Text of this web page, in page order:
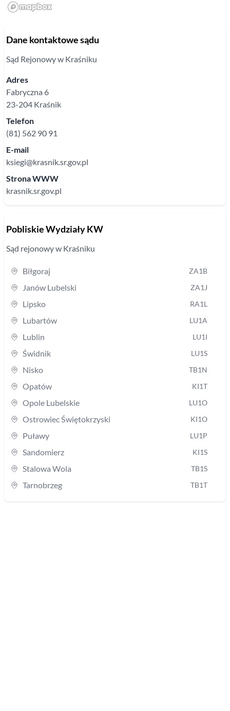
Dane kontaktowe sądu
Sąd Rejonowyw Kraśniku
Adres
Fabryczna 6
23-204 Kraśnik
Telefon
(81) 562 90 91
E-mail
ksiegi@krasnik.sr.gov.pl
Strona WWW
krasnik.sr.gov.pl
Pobliskie Wydziały KW
Sąd rejonowyw Kraśniku
Biłgoraj ZA1B
Janów Lubelski ZA1J
Lipsko RA1L
Lubartów LU1A
Lublin LU1I
Świdnik LU1S
Nisko TB1N
Opatów KI1T
Opole Lubelskie LU1O
Ostrowiec Świętokrzyski KI1O
Puławy LU1P
Sandomierz KI1S
Stalowa Wola TB1S
Tarnobrzeg TB1T